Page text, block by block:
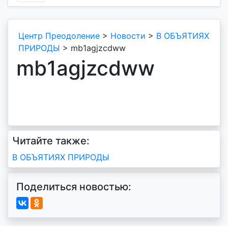
Центр Преодоление > Новости > В ОБЪЯТИЯХ
ПРИРОДЫ > mb1agjzcdww
mb1agjzcdww
Читайте также:
Навигация
по
записям
В ОБЪЯТИЯХ ПРИРОДЫ
Поделиться новостью: